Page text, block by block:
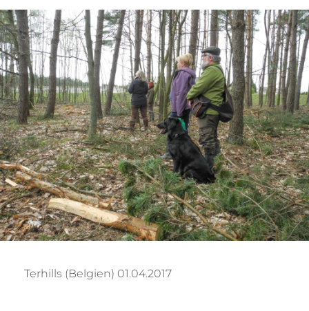
Terhills (Belgien) 01.04.2017